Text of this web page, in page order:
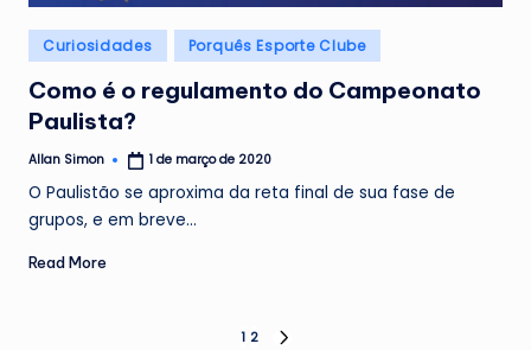
Posted
in
Curiosidades Porquês Esporte Clube
Como é o regulamento do Campeonato
Paulista?
Posted
Allan Simon 1 de março de 2020
O Paulistão se aproxima da reta final de sua fase de
grupos, e em breve…
Read More
1 2